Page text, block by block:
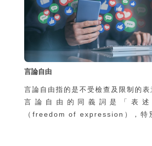
言論自由
言論自由指的是不受檢查及限制的表
言論自由的同義詞是「表述
（freedom of expression），特